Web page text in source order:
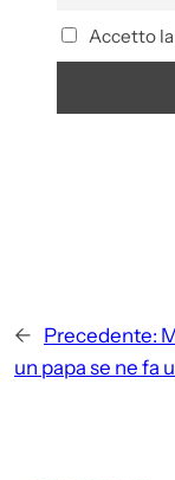
Accetto
← Precedente:
un papa se ne fa